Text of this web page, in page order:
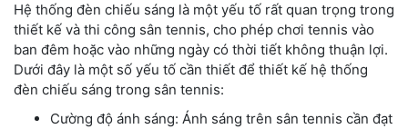
Hệ thống đèn chiếu sáng là một yếu tố rất quan trọng trong
thiết kế và thi công sân tennis, cho phép chơi tennis vào
ban đêm hoặc vào những ngày có thời tiết không thuận lợi.
Dưới đây là một số yếu tố cần thiết để thiết kế hệ thống
đèn chiếu sáng trong sân tennis:
Cường độ ánh sáng: Ánh sáng trên sân tennis cần đạt